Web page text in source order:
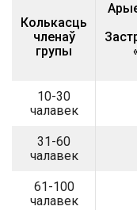
Колькасць
членаў
групы
10-30
чалавек
31-60
чалавек
61-100
чалавек